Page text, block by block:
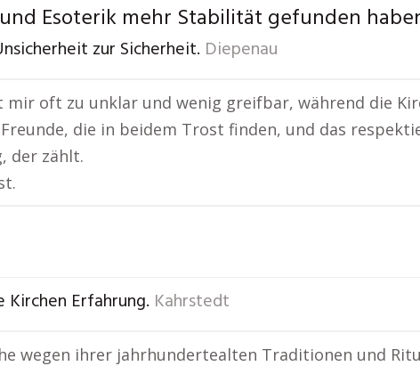
Esoterik mehr Stabilität gefunden
zur Sicherheit. Diepenau
mir oft zu unklar und wenig greifbar, während die
die in beidem Trost finden, und das
der zählt.
Kirchen Erfahrung. Kahrstedt
wegen ihrer jahrhundertealten Traditionen und